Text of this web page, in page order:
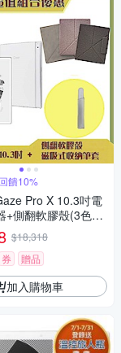
饋10%
Pro X 10.3吋電
+側翻軟膠殼(3色任
套 (組合)
$18,318
券 贈品
加入購物車